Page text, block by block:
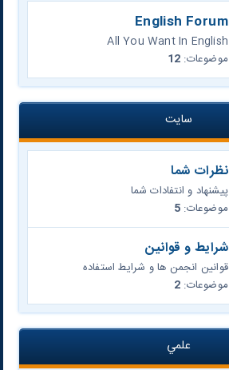
English Forum
All You Want In English
موضوعات: 12
سایت
نظرات شما
پیشنهاد و انتفادات شما
موضوعات: 5
شرایط و قوانین
قوانین انجمن ها و شرایط استفاده
موضوعات: 2
علمي